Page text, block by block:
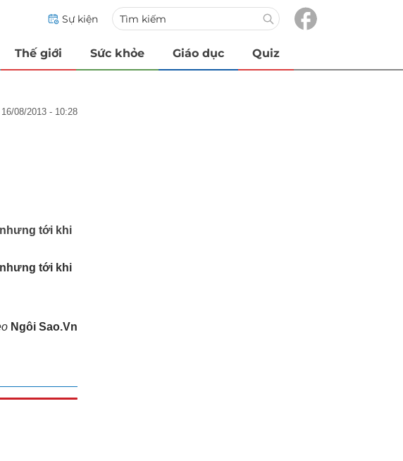
Sự kiện
Thế giới Sức khỏe Giáo dục Quiz
08/2013 - 10:28
tới khi
tới khi
Ngôi Sao.Vn